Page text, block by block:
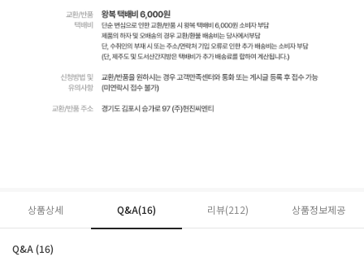
상품상세 Q&A(16) 리뷰(212) 상품정보제공
Q&A (16)